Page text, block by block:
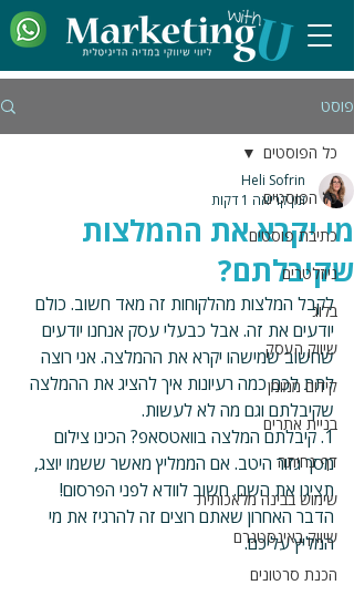
פוסט
כל הפוסטים
כתיבת פוסטים
ניוזלטרים
בלוג
שיווק העסק
קידום ממומן
בניית אתרים
דף נחיתה
שימוש בבינה מלאכותית
שיווק באינסטגרם
הכנת סרטונים
כל הפוסטים
מי יקרא את ההמלצות
שקיבלתם?
Heli Sofrin
זמן קריאה 1 דקות
לקבל המלצות מהלקוחות זה מאד חשוב. כולם
יודעים את זה. אבל כבעלי עסק אנחנו יודעים
שחשוב שמישהו יקרא את ההמלצה. אני רוצה
לתת לכם כמה רעיונות איך להציג את ההמלצה
שקיבלתם וגם מה לא לעשות.
1. קיבלתם המלצה בוואטסאפ? הכינו צילום
מסך גזור היטב. אם הממליץ מאשר ששמו יוצג,
תציגו את השם. חשוב לוודא לפני הפרסום!
הדבר האחרון שאתם רוצים זה להרגיז את מי
המליץ עליכם.